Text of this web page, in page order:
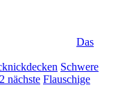
Das
Schwere
nächste Flauschige